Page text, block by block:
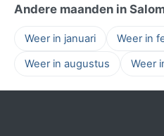
Andere maanden in
Weer in januari Weer in
Weer in augustus
Weer